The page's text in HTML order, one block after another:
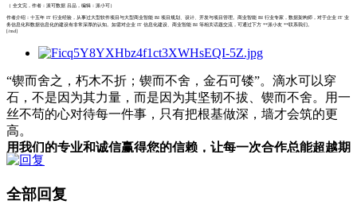
（ 全文完，作者：派可数据 吕品，编辑：派小可）
作者介绍：十五年 IT 行业经验，从事过大型软件项目与大型商业智能 BI 项目规划、设计、开发与项目管理。商业智能 BI 行业专家，数据架构师，对于企业 IT 业
务信息化和数据信息化的建设有非常深厚的认知。如需对企业 IT 信息化建设、商业智能 BI 等相关话题交流，可通过下方 **派小友 **联系我们。
[/md]
“锲而舍之，朽木不折；锲而不舍，金石可镂”。滴水可以穿
石，不是因为其力量，而是因为其坚韧不拔、锲而不舍。用一
丝不苟的心对待每一件事，只有把根基做深，墙才会筑的更
高。
用我们的专业和诚信赢得您的信赖，让每一次合作总能超越期
待。
全部回复